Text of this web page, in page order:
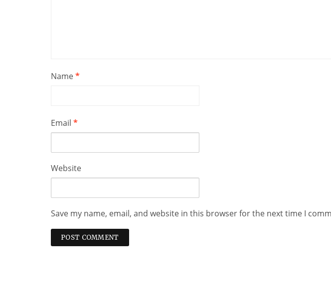
Name*
Email *
Website
Save my name, email, and website in this browser for the next time I